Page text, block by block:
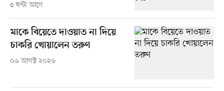
৫ ঘণ্টা আগে
মাকে বিয়েতে দাওয়াত না দিয়ে
চাকরি খোয়ালেন তরুণ
০৬ আগস্ট ২০২৬